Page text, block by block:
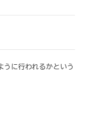
うに行われるかという